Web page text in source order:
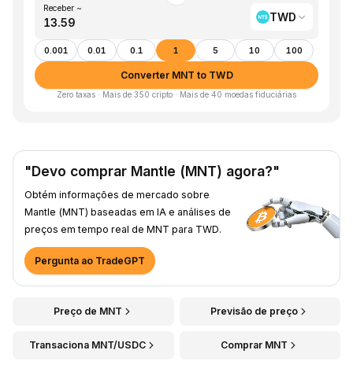
Receber ~
TWD
0.001 0.01 0.1 1 5 10 100
Converter MNT to TWD
Zero taxas · Mais de 350 cripto · Mais de 40 moedas fiduciárias
"Devo comprar Mantle (MNT) agora?"
Obtém informações de mercado sobre
Mantle (MNT) baseadas em IA e análises de
preços em tempo real de MNT para TWD.
Pergunta ao TradeGPT
Preço de MNT Previsão de preço
Transaciona MNT/USDC Comprar MNT